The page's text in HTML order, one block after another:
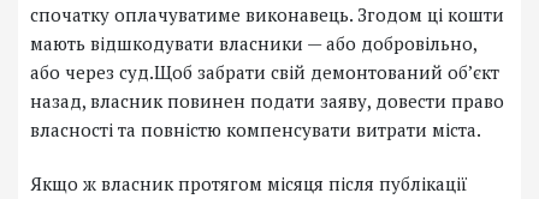
спочатку оплачуватиме виконавець. Згодом ці кошти
мають відшкодувати власники — або добровільно,
або через суд.Щоб забрати свій демонтований об’єкт
назад, власник повинен подати заяву, довести право
власності та повністю компенсувати витрати міста.
Якщо ж власник протягом місяця після публікації